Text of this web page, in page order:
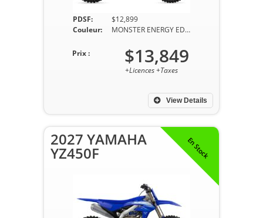
PDSF:
$12,899
Couleur:
MONSTER ENERGY EDITION
View Details
Prix : $13,849
+Licences +Taxes
En Stock
2027 YAMAHA
YZ450F